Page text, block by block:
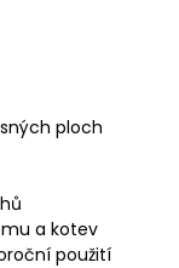
ploch
a kotev
použití